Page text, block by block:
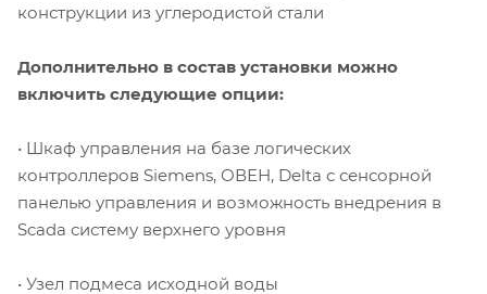
конструкции из углеродистой стали
Дополнительно в состав установки можно
включить следующие опции:
• Шкаф управления на базе логических
контроллеров Siemens, ОВЕН, Delta с сенсорной
панелью управления и возможность внедрения в
Scada систему верхнего уровня
• Узел подмеса исходной воды